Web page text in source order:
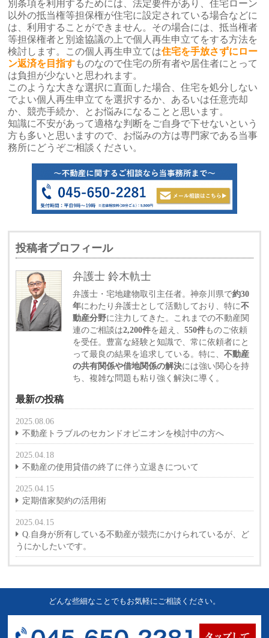
別条項を利用するためには、法定要件があり、住宅ローン
以外の抵当権等担保権が住宅に設定されている場合などに
は、利用することができません。その場合には、抵当権者
等担保権者と別途協議の上で個人再生申立てをする方法を
検討します。この個人再生申立ては住宅を手放さずにロー
ン返済を目指すものなので住宅の所有者や居住者にとって
は負担が少ないと思われます。
このような大きな選択に直面した場合、住宅を処分しない
でよい個人再生申立てを選択するか、あるいは任意売却
か、競売手続か、とお悩みになることと思います。
知識に不安があって適格な判断をご自身で下せないという
方も多いと思いますので、お悩みの方は専門家である当事
務所にどうぞご相談ください。
投稿者プロフィール
弁護士 鈴木軌士
弁護士・宅地建物取引主任者。神奈川県で約30
年にわたり弁護士として活動しており、特に不
動産分野に注力してきた。これまでの不動産関
連のご相談は2,200件を超え、550件ものご依頼
を受任。豊富な経験と知識で、常に依頼者にと
って最良の結果を追求している。特に、不動産
の共有関係や借地関係の解決には強い関心を持
ち、複雑な問題も粘り強く解決に導く。
最新の投稿
2025.08.06
不動産トラブルのセカンドオピニオンを検討中の方へ
2025.04.18
不動産の使用貸借の終了に伴う立退きについて
2025.04.15
定期借家契約の活用術
2025.04.15
Q.自身が所有している不動産が競売にかけられているが、ど
うにかしたいです。
どんな些細なことでもお気軽にご相談ください。